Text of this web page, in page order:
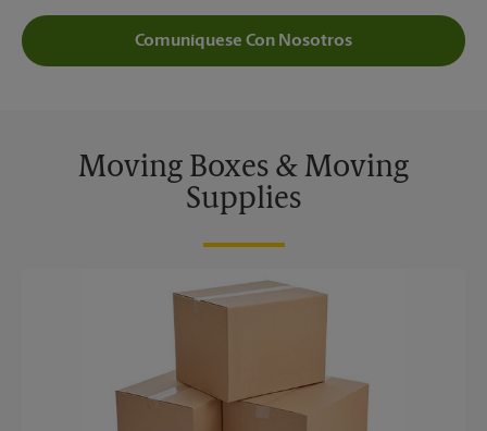
Comuníquese Con Nosotros
Moving Boxes & Moving
Supplies